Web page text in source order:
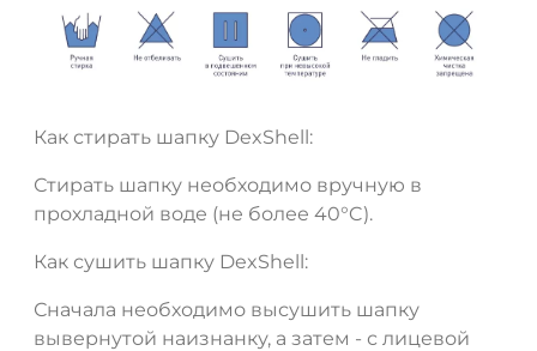
Как стирать шапку DexShell:
Стирать шапку необходимо вручную в
прохладной воде (не более 40°C).
Как сушить шапку DexShell:
Сначала необходимо высушить шапку
вывернутой наизнанку, а затем - с лицевой